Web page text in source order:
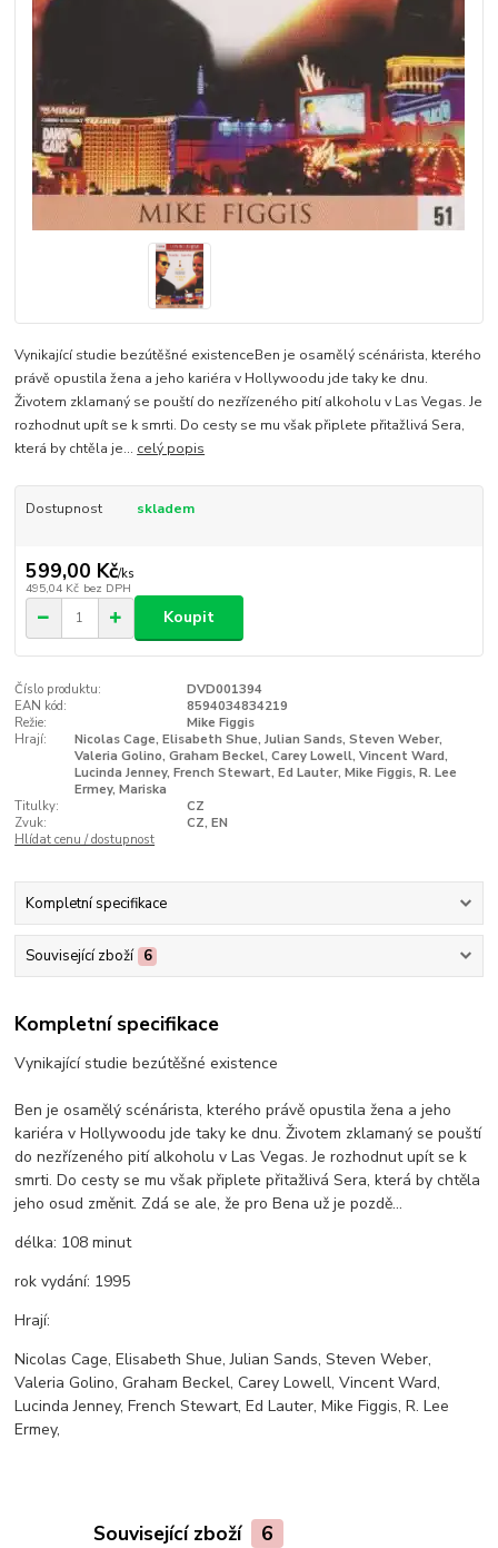
Vynikající studie bezútěšné existenceBen je osamělý scénárista, kterého
právě opustila žena a jeho kariéra v Hollywoodu jde taky ke dnu.
Životem zklamaný se pouští do nezřízeného pití alkoholu v Las Vegas. Je
rozhodnut upít se k smrti. Do cesty se mu však připlete přitažlivá Sera,
která by chtěla je... celý popis
Dostupnost skladem
599,00 Kč/ks
495,04 Kč bez DPH
Koupit
Číslo produktu:
DVD001394
EAN kód:
8594034834219
Režie:
Mike Figgis
Hrají:
Nicolas Cage, Elisabeth Shue, Julian Sands, Steven Weber,
Valeria Golino, Graham Beckel, Carey Lowell, Vincent Ward,
Lucinda Jenney, French Stewart, Ed Lauter, Mike Figgis, R. Lee
Ermey, Mariska
Titulky:
CZ
Zvuk:
CZ, EN
Hlídat cenu / dostupnost
Kompletní specifikace
Související zboží 6
Kompletní specifikace
Vynikající studie bezútěšné existence
Ben je osamělý scénárista, kterého právě opustila žena a jeho
kariéra v Hollywoodu jde taky ke dnu. Životem zklamaný se pouští
do nezřízeného pití alkoholu v Las Vegas. Je rozhodnut upít se k
smrti. Do cesty se mu však připlete přitažlivá Sera, která by chtěla
jeho osud změnit. Zdá se ale, že pro Bena už je pozdě...
délka: 108 minut
rok vydání: 1995
Hrají:
Nicolas Cage, Elisabeth Shue, Julian Sands, Steven Weber,
Valeria Golino, Graham Beckel, Carey Lowell, Vincent Ward,
Lucinda Jenney, French Stewart, Ed Lauter, Mike Figgis, R. Lee
Ermey,
Související zboží 6